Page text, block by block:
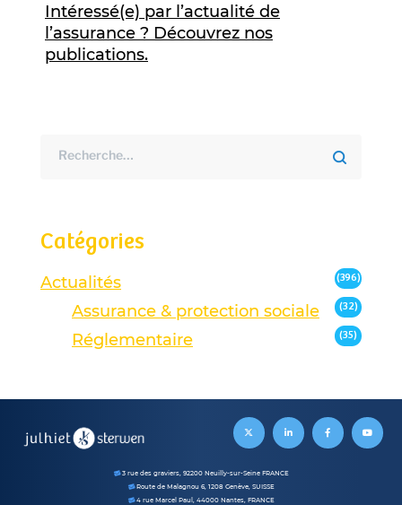
Intéressé(e) par l’actualité de
l’assurance ? Découvrez nos
publications.
Catégories
Actualités (396)
Assurance & protection sociale (32)
Réglementaire (35)
3 rue des graviers, 92200 Neuilly-sur-Seine FRANCE
Route de Malagnou 6, 1208 Genève, SUISSE
4 rue Marcel Paul, 44000 Nantes, FRANCE